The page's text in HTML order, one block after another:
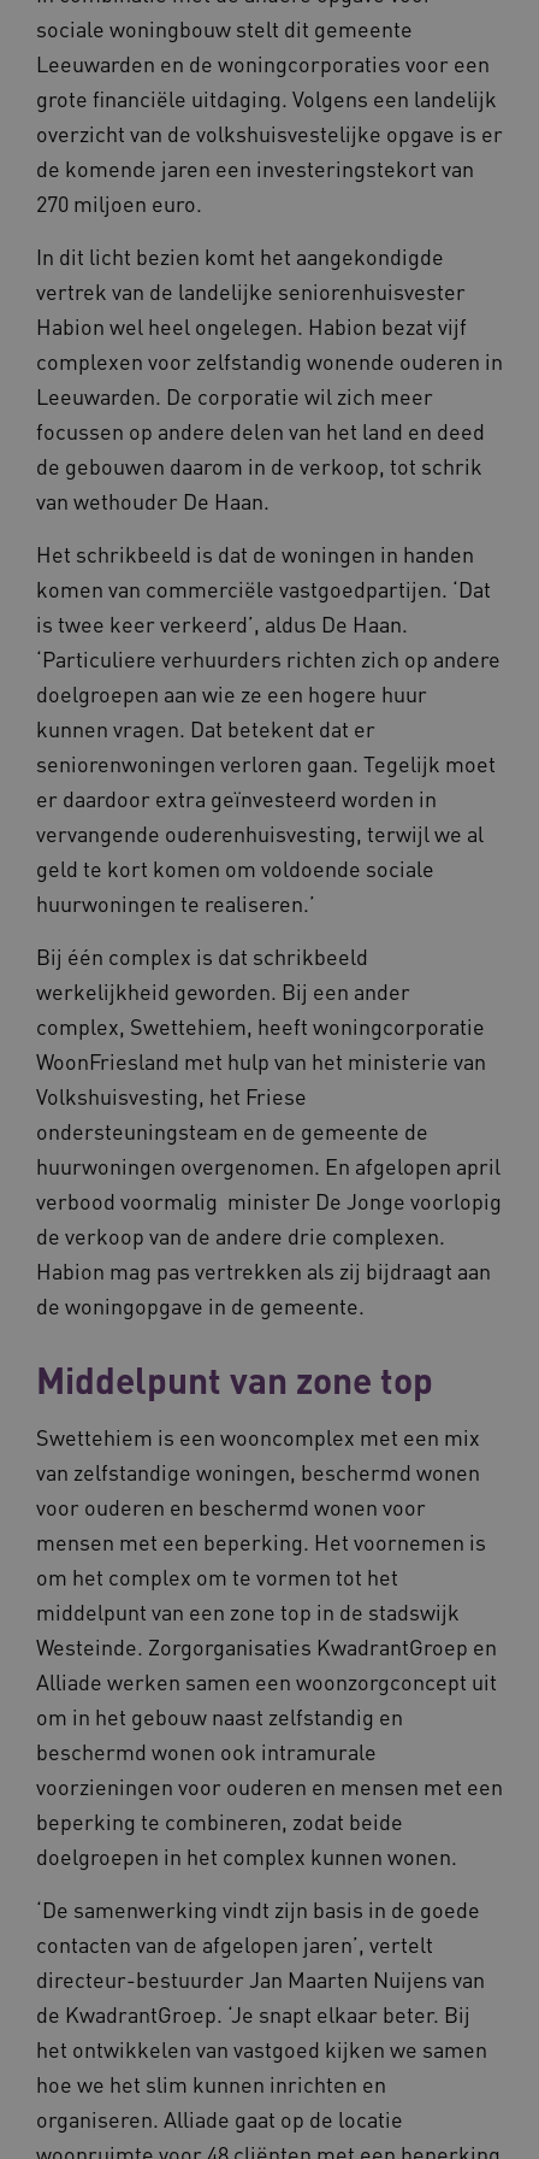
sociale woningbouw stelt dit gemeente
Leeuwarden en de woningcorporaties voor een
grote financiële uitdaging. Volgens een landelijk
overzicht van de volkshuisvestelijke opgave is er
de komende jaren een investeringstekort van
270 miljoen euro.
In dit licht bezien komt het aangekondigde
vertrek van de landelijke seniorenhuisvester
Habion wel heel ongelegen. Habion bezat vijf
complexen voor zelfstandig wonende ouderen in
Leeuwarden. De corporatie wil zich meer
focussen op andere delen van het land en deed
de gebouwen daarom in de verkoop, tot schrik
van wethouder De Haan.
Het schrikbeeld is dat de woningen in handen
komen van commerciële vastgoedpartijen. ‘Dat
is twee keer verkeerd’, aldus De Haan.
‘Particuliere verhuurders richten zich op andere
doelgroepen aan wie ze een hogere huur
kunnen vragen. Dat betekent dat er
seniorenwoningen verloren gaan. Tegelijk moet
er daardoor extra geïnvesteerd worden in
vervangende ouderenhuisvesting, terwijl we al
geld te kort komen om voldoende sociale
huurwoningen te realiseren.’
Bij één complex is dat schrikbeeld
werkelijkheid geworden. Bij een ander
complex, Swettehiem, heeft woningcorporatie
WoonFriesland met hulp van het ministerie van
Volkshuisvesting, het Friese
ondersteuningsteam en de gemeente de
huurwoningen overgenomen. En afgelopen april
verbood voormalig minister De Jonge voorlopig
de verkoop van de andere drie complexen.
Habion mag pas vertrekken als zij bijdraagt aan
de woningopgave in de gemeente.
Middelpunt van zone top
Swettehiem is een wooncomplex met een mix
van zelfstandige woningen, beschermd wonen
voor ouderen en beschermd wonen voor
mensen met een beperking. Het voornemen is
om het complex om te vormen tot het
middelpunt van een zone top in de stadswijk
Westeinde. Zorgorganisaties KwadrantGroep en
Alliade werken samen een woonzorgconcept uit
om in het gebouw naast zelfstandig en
beschermd wonen ook intramurale
voorzieningen voor ouderen en mensen met een
beperking te combineren, zodat beide
doelgroepen in het complex kunnen wonen.
‘De samenwerking vindt zijn basis in de goede
contacten van de afgelopen jaren’, vertelt
directeur-bestuurder Jan Maarten Nuijens van
de KwadrantGroep. ‘Je snapt elkaar beter. Bij
het ontwikkelen van vastgoed kijken we samen
hoe we het slim kunnen inrichten en
organiseren. Alliade gaat op de locatie
BCSessionID
__Secure-ROLLOUT_TOKEN .youtube.com
.waardigheidentrots.nl
CookieScriptConsent
CookieScript
www.waardigheidentrots.nl
AWSALBCORS
Amazon.com Inc.
m906.waardigheidentrots.nl
VISITOR_PRIVACY_METADATA
.youtube.com
ARRAffinitySameSite
Microsoft Corporation
.waardigheidentrots.nl
AWSALBCORS
Amazon.com Inc.
vilans.blueconic.net
__Secure-YNID .youtube.com
.waardigheidentrots.nl
Naam Provider/Domein
_ga
Google LLC
.waardigheidentrots.nl
1 jaar 1
Naam Provider/Domein
FPID
Google
AWSALB
Amazon.com Inc.
m906.waardigheidentrots.nl